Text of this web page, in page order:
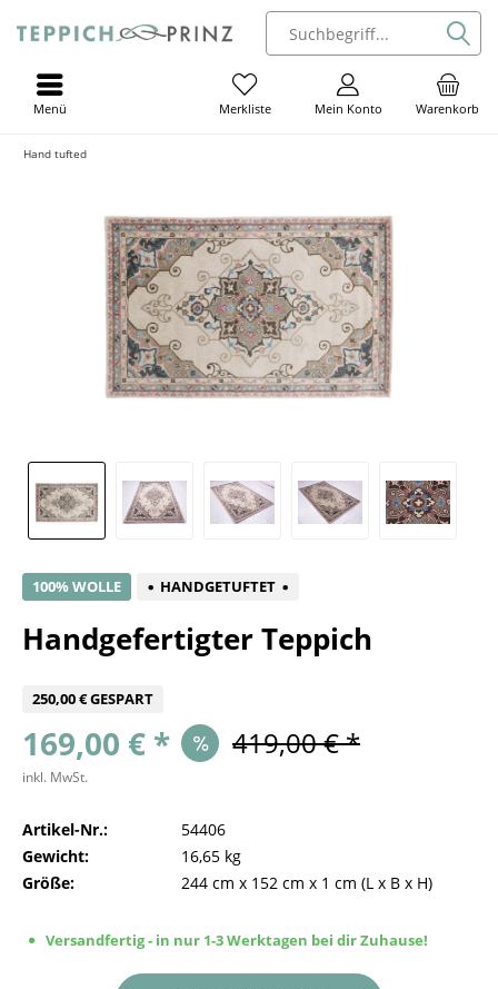
Warenkorb
Mein Konto
Merkliste
Menü
Hand tufted
100% WOLLE HANDGETUFTET
Handgefertigter Teppich
250,00 € GESPART
169,00 € * 419,00 € *
inkl. MwSt.
Artikel-Nr.:
54406
Gewicht:
16,65 kg
Größe:
244 cm x 152 cm x 1 cm (L x B x H)
Versandfertig - in nur 1-3 Werktagen bei dir Zuhause!